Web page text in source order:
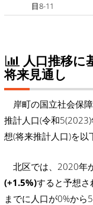
目8-11
人口推移に
将来見通し
岸町の国立社会保
推計人口(令和
想(将来推計人口)を以
北区では、2020年
(+1.5%)すると予想
までに人口が0%から